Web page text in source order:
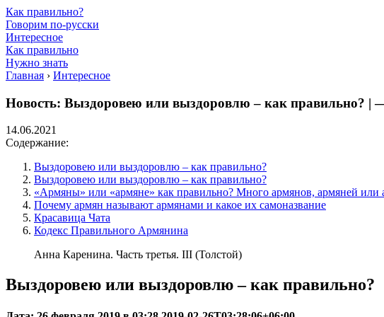
Как правильно?
Говорим по-русски
Интересное
Как правильно
Нужно знать
Главная › Интересное
Новость: Выздоровею или выздоровлю – как правильно?
14.06.2021
Содержание:
Выздоровею или выздоровлю – как правильно?
Выздоровею или выздоровлю – как правильно?
«Армяны» или «армяне» как правильно? Много армянов, армяней или
Почему армян называют армянами и какое их самоназвание
Красавица Чата
Кодекс Правильного Армянина
Анна Каренина. Часть третья. III (Толстой)
Выздоровею или выздоровлю – как правильно?